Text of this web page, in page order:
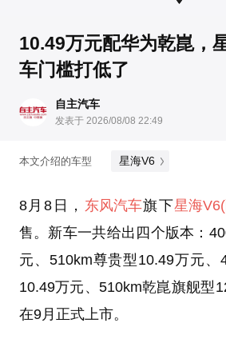
10.49万元配华为乾崑，
车门槛打低了
自主汽车
发表于 2026/08/08 22:49
本文介绍的车型 星海V6
8月8日， 东风汽车旗下星海V6
售。新车一共给出四个版本：
元、510km尊贵型10.49万元、
10.49万元、510km乾崑旗舰型
在9月正式上市。